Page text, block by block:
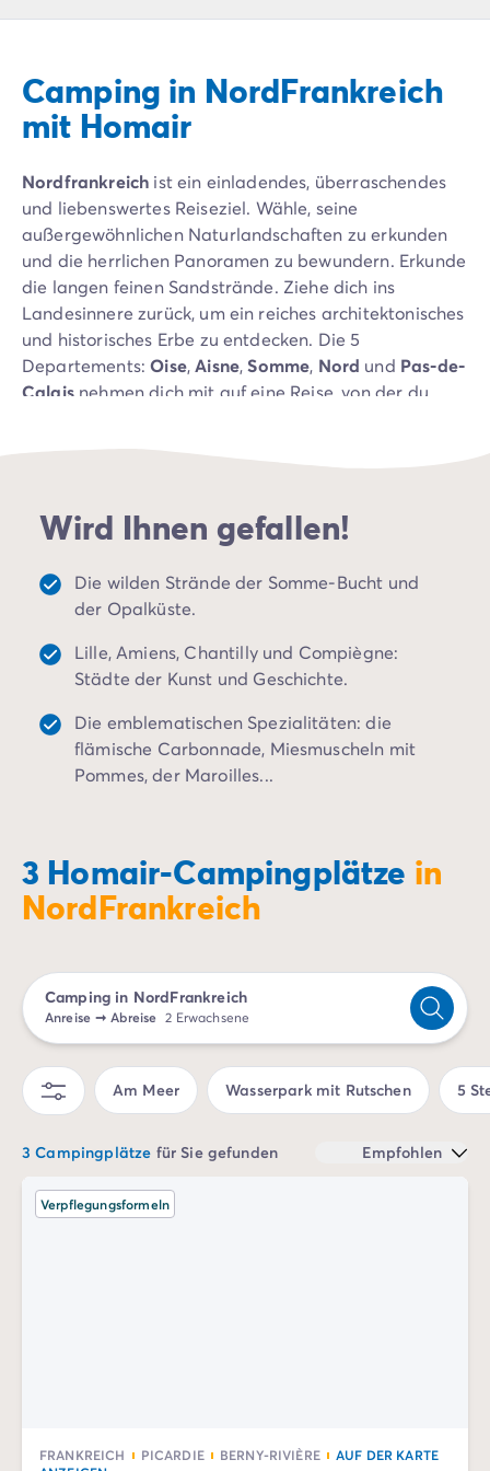
Campingplatz Caorle
Campingplatz Lazise
Campingplatz Lido di Jesolo
Campingplatz Verona
Campingplatz Kroatien
Campingplatz Dalmatien
Campingplatz Cres
Campingplatz Split
Campingplatz Zadar
Campingplatz Istrien
Campingplatz Medulin
Campingplatz Porec
Campingplatz Rovinj
Campingplatz Frankreich
Campingplatz Aquitaine
Campingplatz Dordogne - Périgord
Campingplatz Gironde
Campingplatz Lacanau
Campingplatz Landes
Campingplatz Hossegor
Campingplatz Bretagne
Campingplatz Elsass
Campingplatz Korsika
Campingplatz Pays de la Loire
Campingplatz Vendée
Campingplatz Rhône-Alpes
Campingplatz Drôme
Campingplatz Savoie
Campingplatz Spanien
Campingplatz Kantabrien
Campingplatz Portugal
Campingplatz Algarve
Campingplatz Deutschland
Campingplatz Bayern
Campingplatz Lindau
3-Sterne-Campingplatz
Camping in NordFrankreich
mit Homair
Nordfrankreich ist ein einladendes, überraschendes
und liebenswertes Reiseziel. Wähle, seine
außergewöhnlichen Naturlandschaften zu erkunden
und die herrlichen Panoramen zu bewundern. Erkunde
die langen feinen Sandstrände. Ziehe dich ins
Landesinnere zurück, um ein reiches architektonisches
und historisches Erbe zu entdecken. Die 5
Departements:Oise,Aisne,Somme, Nord und Pas-de-
Calaisnehmen dich mit auf eine Reise, von der du
Wird Ihnen gefallen!
Die wilden Strände der Somme-Bucht und
der Opalküste.
Lille, Amiens, Chantilly und Compiègne:
Städte der Kunst und Geschichte.
Die emblematischen Spezialitäten: die
flämische Carbonnade, Miesmuscheln mit
Pommes, der Maroilles...
3 Homair-Campingplätze in
NordFrankreich
Camping in NordFrankreich
Anreise ➞ Abreise 2 Erwachsene
Am Meer Wasserpark mit Rutschen 5
3 Campingplätze für Sie gefunden Empfohlen
Verpflegungsformeln
FRANKREICH PICARDIE BERNY-RIVIÈRE
AUF DER KARTE